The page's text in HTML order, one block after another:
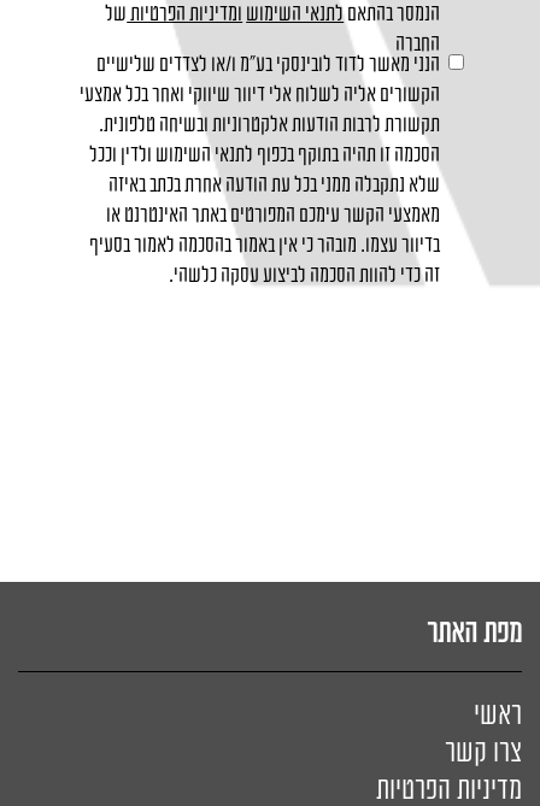
הנמסר בהתאםלתנאי השימוש ומדיניות הפרטיות של
החברה
הנני מאשר לדוד לובינסקי בע"מ ו/או לצדדים שלישיים
הקשורים אליה לשלוח אלי דיוור שיווקי ואחר בכל אמצעי
תקשורת לרבות הודעות אלקטרוניות ובשיחה טלפונית.
הסכמה זו תהיה בתוקף בכפוף לתנאי השימוש ולדין וככל
שלא נתקבלה ממני בכל עת הודעה אחרת בכתב באיזה
מאמצעי הקשר עימכם המפורטים באתר האינטרנט או
בדיוור עצמו. מובהר כי אין באמור בהסכמה לאמור בסעיף
זה כדי להוות הסכמה לביצוע עסקה כלשהי.
מפת האתר
ראשי
צרו קשר
מדיניות הפרטיות